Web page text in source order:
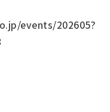
events/202605?